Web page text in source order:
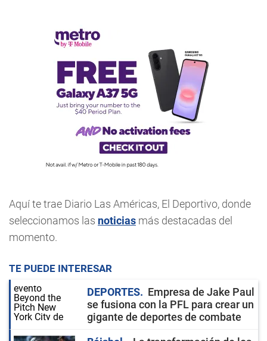
Aquí te trae Diario Las Américas, El Deportivo, donde
seleccionamos las noticias más destacadas del
momento.
TE PUEDE INTERESAR
DEPORTES
Empresa de Jake Paul
se fusiona con la PFL para crear un
gigante de deportes de combate